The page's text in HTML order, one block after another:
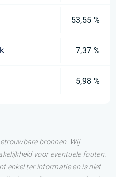
53,55 %
7,37 %
5,98 %
bronnen. Wij
voor eventuele fouten.
enkel ter informatie en is niet